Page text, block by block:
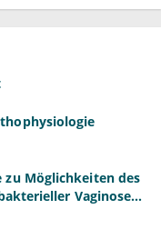
zu Möglichkeiten des
Vaginose